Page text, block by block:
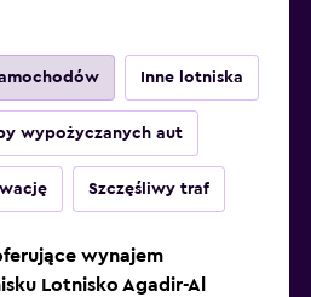
Inne lotniska
wypożyczanych aut
Szczęśliwy traf
wynajem
Lotnisko Agadir-Al